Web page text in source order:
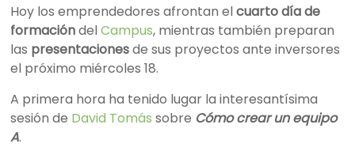
que
nació
en
España
para
startups
TIC
Hoy los emprendedores afrontan elcuarto día de
formacióndelCampus, mientras también preparan
las presentacionesde sus proyectos ante inversores
el próximo miércoles 18.
A primera hora ha tenido lugar la interesantísima
sesión de David Tomás sobre Cómo crear un equipo
A.